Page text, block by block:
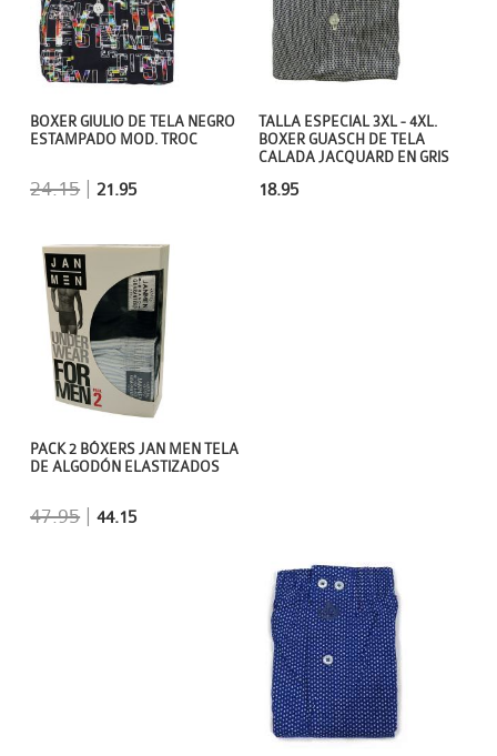
TALLA ESPECIAL 3XL - 4XL.
BOXER GUASCH DE TELA
CALADA JACQUARD EN GRIS
18.95
BOXER GIULIO DE TELA NEGRO
ESTAMPADO MOD. TROC
24.15 |21.95
PACK 2 BÓXERS JAN MEN TELA
DE ALGODÓN ELASTIZADOS
47.95 |44.15